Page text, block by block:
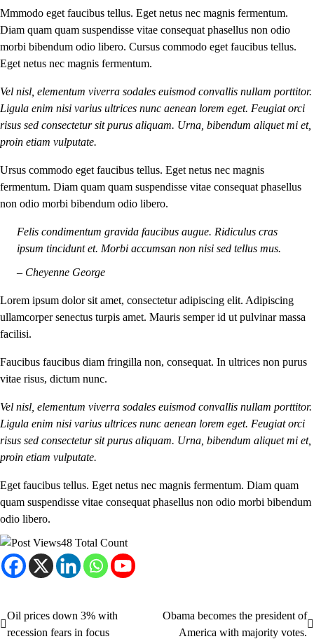
Mmmodo eget faucibus tellus. Eget netus nec magnis fermentum.
Diam quam quam suspendisse vitae consequat phasellus non odio
morbi bibendum odio libero. Cursus commodo eget faucibus tellus.
Eget netus nec magnis fermentum.
Vel nisl, elementum viverra sodales euismod convallis nullam porttitor.
Ligula enim nisi varius ultrices nunc aenean lorem eget. Feugiat orci
risus sed consectetur sit purus aliquam. Urna, bibendum aliquet mi et,
proin etiam vulputate.
Ursus commodo eget faucibus tellus. Eget netus nec magnis
fermentum. Diam quam quam suspendisse vitae consequat phasellus
non odio morbi bibendum odio libero.
Felis condimentum gravida faucibus augue. Ridiculus cras
ipsum tincidunt et. Morbi accumsan non nisi sed tellus mus.
– Cheyenne George
Lorem ipsum dolor sit amet, consectetur adipiscing elit. Adipiscing
ullamcorper senectus turpis amet. Mauris semper id ut pulvinar massa
facilisi.
Faucibus faucibus diam fringilla non, consequat. In ultrices non purus
vitae risus, dictum nunc.
Vel nisl, elementum viverra sodales euismod convallis nullam porttitor.
Ligula enim nisi varius ultrices nunc aenean lorem eget. Feugiat orci
risus sed consectetur sit purus aliquam. Urna, bibendum aliquet mi et,
proin etiam vulputate.
Eget faucibus tellus. Eget netus nec magnis fermentum. Diam quam
quam suspendisse vitae consequat phasellus non odio morbi bibendum
odio libero.
48 Total Count
Post
Oil prices down 3% with
recession fears in focus
Obama becomes the president of
America with majority votes.